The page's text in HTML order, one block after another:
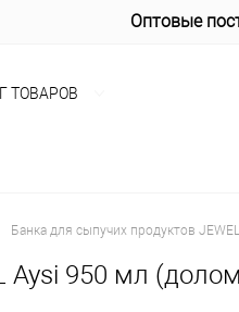
Оптовые
ТОВАРОВ
Банка для сыпучих продуктов
Aysi 950 мл